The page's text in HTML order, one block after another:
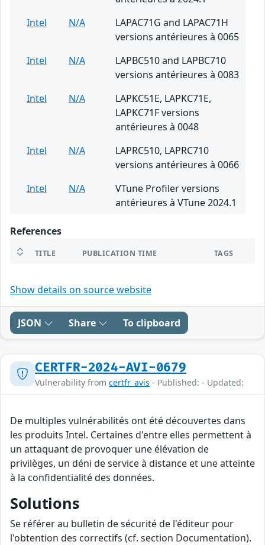
Intel
N/A
LAPAC71G and LAPAC71H
versions antérieures à 0065
Intel
N/A
LAPBC510 and LAPBC710
versions antérieures à 0083
Intel
N/A
LAPKC51E, LAPKC71E,
LAPKC71F versions
antérieures à 0048
Intel
N/A
LAPRC510, LAPRC710
versions antérieures à 0066
Intel
N/A
VTune Profiler versions
antérieures à VTune 2024.1
References
TITLE PUBLICATION TIME TAGS
Show details on source website
JSON Share To clipboard
CERTFR-2024-AVI-0679
Vulnerability from certfr_avis - Published: - Updated:
De multiples vulnérabilités ont été découvertes dans
les produits Intel. Certaines d'entre elles permettent à
un attaquant de provoquer une élévation de
privilèges, un déni de service à distance et une atteinte
à la confidentialité des données.
Solutions
Se référer au bulletin de sécurité de l'éditeur pour
l'obtention des correctifs (cf. section Documentation).